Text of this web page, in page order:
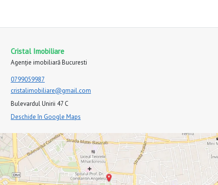
Cristal Imobiliare
Agenție imobiliară Bucuresti
0799059987
cristalimobiliare@gmail.com
Bulevardul Unirii 47 C
Deschide în Google Maps